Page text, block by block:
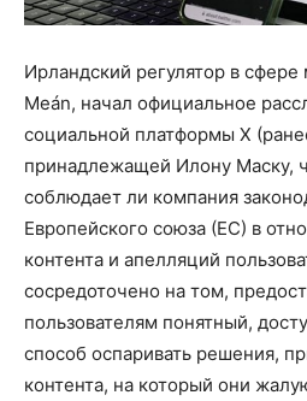
Ирландский регулятор в
Meán, начал официальное
социальной платформы X
принадлежащей Илону Маску,
соблюдает ли компания
Европейского союза (ЕС) в
контента и апелляций
сосредоточено на том,
пользователям понятный,
способ оспаривать решения,
контента, на который они